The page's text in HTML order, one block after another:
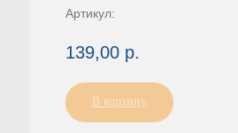
Артикул:
139,00 р.
В корзину